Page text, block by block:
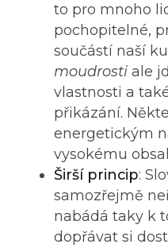
to pro mnoho
pochopitelné,
součástí naší
moudrosti ale
vlastnosti a
přikázání.
energetickým
vysokému
Širší princip:
samozřejmě
nabádá taky k
dopřávat si